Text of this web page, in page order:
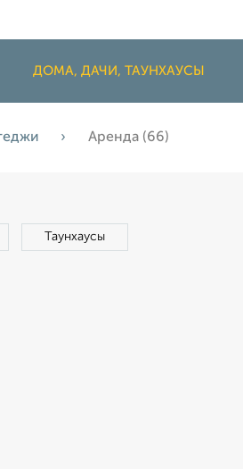
ДОМА, ДАЧИ, ТАУНХАУСЫ
Аренда (66)
Таунхаусы